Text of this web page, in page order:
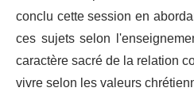
conclu cette session en
ces sujets selon
caractère sacré de la relation
vivre selon les valeurs